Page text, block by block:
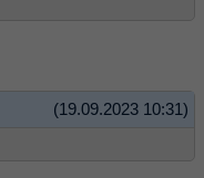
(19.09.2023 10:31)